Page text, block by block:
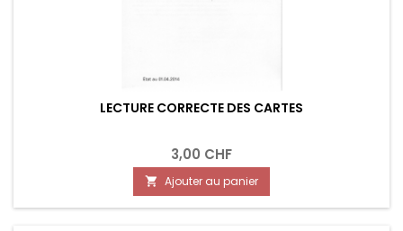
LECTURE CORRECTE DES CARTES
3,00 CHF
 Ajouter au panier